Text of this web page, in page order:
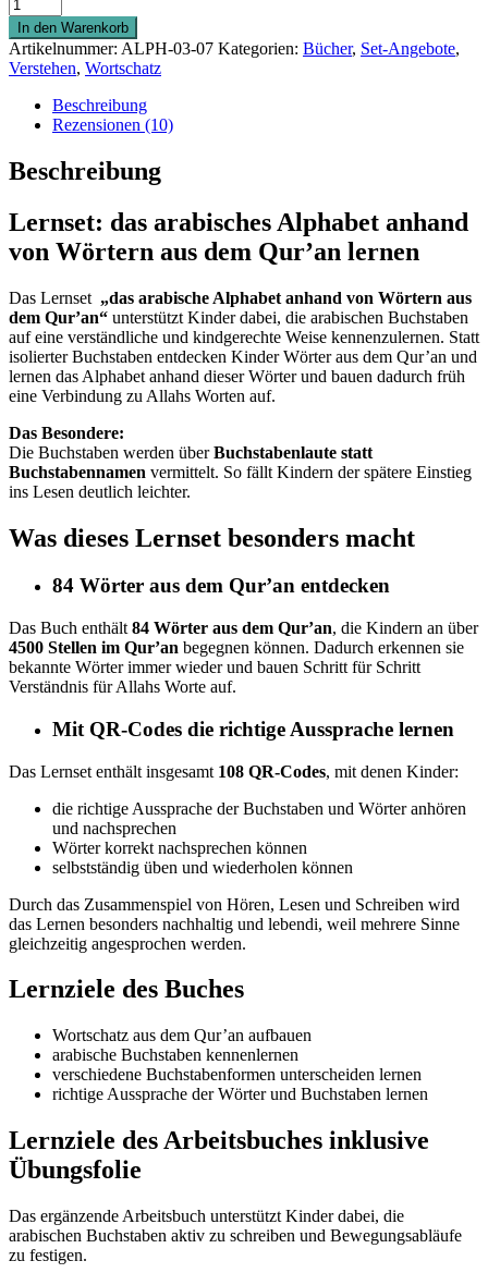
das
arabische
Alphabet
anhand
Wörtern
dem
Qur’an
|
Buch
&
Menge
In den Warenkorb
Artikelnummer: ALPH-03-07 Kategorien: Bücher, Set-Angebote,
Verstehen, Wortschatz
Beschreibung
Rezensionen (10)
Beschreibung
Lernset: das arabisches Alphabet anhand
von Wörtern aus dem Qur’an lernen
Das Lernset „das arabische Alphabet anhand von Wörtern aus
dem Qur’an“ unterstützt Kinder dabei, die arabischen Buchstaben
auf eine verständliche und kindgerechte Weise kennenzulernen. Statt
isolierter Buchstaben entdecken Kinder Wörter aus dem Qur’an und
lernen das Alphabet anhand dieser Wörter und bauen dadurch früh
eine Verbindung zu Allahs Worten auf.
Das Besondere:
Die Buchstaben werden überBuchstabenlaute statt
Buchstabennamen vermittelt. So fällt Kindern der spätere Einstieg
ins Lesen deutlich leichter.
Was dieses Lernset besonders macht
84 Wörter aus dem Qur’an entdecken
Das Buch enthält 84 Wörter aus dem Qur’an, die Kindern an über
4500 Stellen im Qur’an begegnen können. Dadurch erkennen sie
bekannte Wörter immer wieder und bauen Schritt für Schritt
Verständnis für Allahs Worte auf.
Mit QR-Codes die richtige Aussprache lernen
Das Lernset enthält insgesamt 108 QR-Codes, mit denen Kinder:
die richtige Aussprache der Buchstaben und Wörter anhören
und nachsprechen
Wörter korrekt nachsprechen können
selbstständig üben und wiederholen können
Durch das Zusammenspiel von Hören, Lesen und Schreiben wird
das Lernen besonders nachhaltig und lebendi, weil mehrere Sinne
gleichzeitig angesprochen werden.
Lernziele des Buches
Wortschatz aus dem Qur’an aufbauen
arabische Buchstaben kennenlernen
verschiedene Buchstabenformen unterscheiden lernen
richtige Aussprache der Wörter und Buchstaben lernen
Lernziele des Arbeitsbuches inklusive
Übungsfolie
Das ergänzende Arbeitsbuch unterstützt Kinder dabei, die
arabischen Buchstaben aktiv zu schreiben und Bewegungsabläufe
zu festigen.